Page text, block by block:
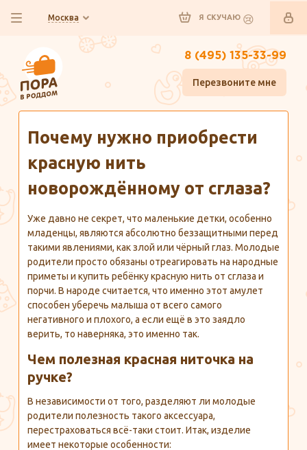
Москва Я СКУЧАЮ
8 (495) 135-33-99
Перезвоните мне
Почему нужно приобрести
красную нить
новорождённому от сглаза?
Уже давно не секрет, что маленькие детки, особенно
младенцы, являются абсолютно беззащитными перед
такими явлениями, как злой или чёрный глаз. Молодые
родители просто обязаны отреагировать на народные
приметы и купить ребёнку красную нить от сглаза и
порчи. В народе считается, что именно этот амулет
способен уберечь малыша от всего самого
негативного и плохого, а если ещё в это заядло
верить, то наверняка, это именно так.
Чем полезная красная ниточка на
ручке?
В независимости от того, разделяют ли молодые
родители полезность такого аксессуара,
перестраховаться всё-таки стоит. Итак, изделие
имеет некоторые особенности: